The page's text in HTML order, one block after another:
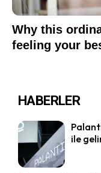
HABERLER
ile